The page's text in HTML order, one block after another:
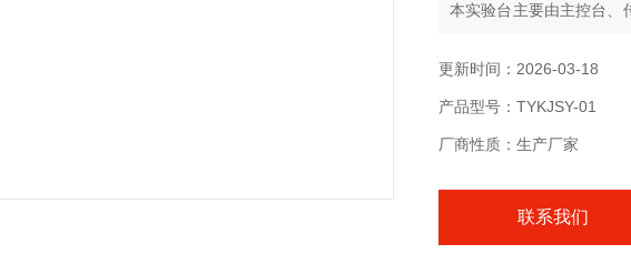
本实验台主要由主控台、
更新时间：2026-03-18
产品型号：TYKJSY-01
厂商性质：生产厂家
联系我们